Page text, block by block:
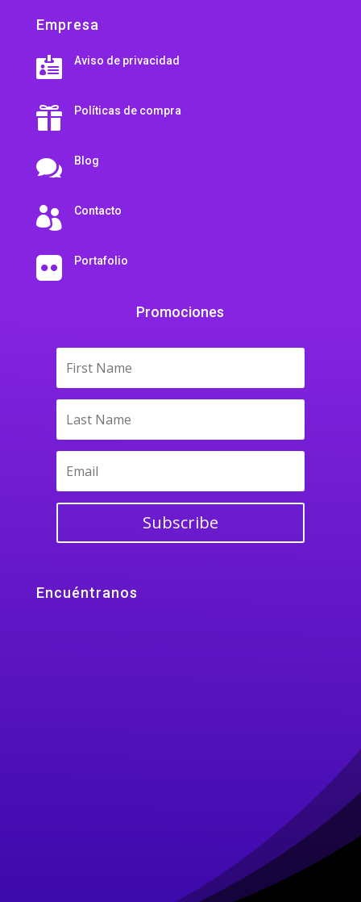
Empresa
 Aviso de privacidad
 Políticas de compra
 Blog
 Contacto
 Portafolio
Promociones
Subscribe
Encuéntranos